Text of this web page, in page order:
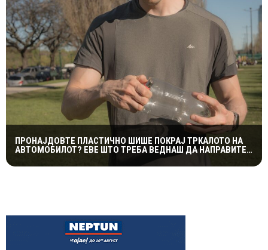
ПРОНАЈДОВТЕ ПЛАСТИЧНО ШИШЕ ПОКРАЈ ТРКАЛОТО НА
АВТОМОБИЛОТ? ЕВЕ ШТО ТРЕБА ВЕДНАШ ДА НАПРАВИТЕ